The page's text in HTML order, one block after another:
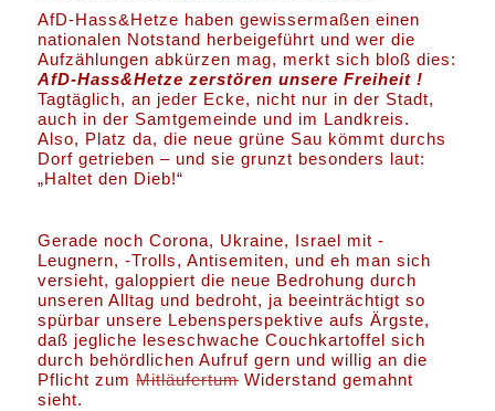
AfD-Hass&Hetze haben gewissermaßen einen
nationalen Notstand herbeigeführt und wer die
Aufzählungen abkürzen mag, merkt sich bloß dies:
AfD-Hass&Hetze zerstören unsere Freiheit !
Tagtäglich, an jeder Ecke, nicht nur in der Stadt,
auch in der Samtgemeinde und im Landkreis.
Also, Platz da, die neue grüne Sau kömmt durchs
Dorf getrieben – und sie grunzt besonders laut:
„Haltet den Dieb!“
Gerade noch Corona, Ukraine, Israel mit -
Leugnern, -Trolls, Antisemiten, und eh man sich
versieht, galoppiert die neue Bedrohung durch
unseren Alltag und bedroht, ja beeinträchtigt so
spürbar unsere Lebensperspektive aufs Ärgste,
daß jegliche leseschwache Couchkartoffel sich
durch behördlichen Aufruf gern und willig an die
Pflicht zumMitläufertumWiderstand gemahnt
sieht.